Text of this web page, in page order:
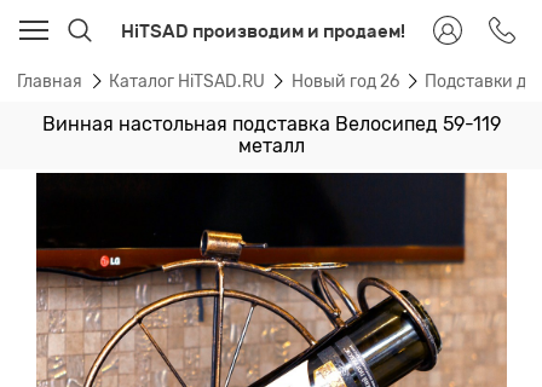
HiTSAD производим и продаем!
Главная Каталог HiTSAD.RU Новый год 26 Подставки
Винная настольная подставка Велосипед 59-119
металл